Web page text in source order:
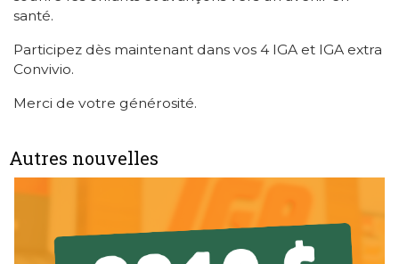
santé.
Participez dès maintenant dans vos 4 IGA et IGA extra
Convivio.
Merci de votre générosité.
Autres nouvelles